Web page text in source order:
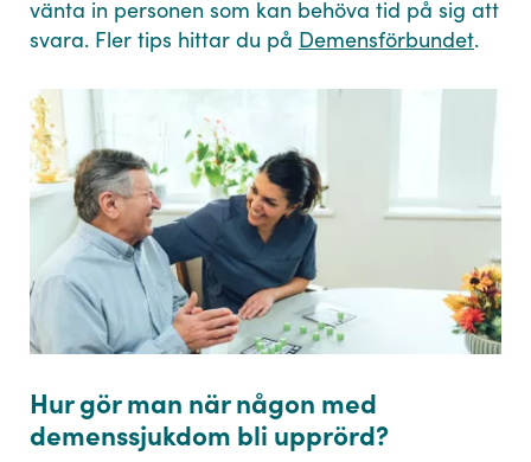
vänta in personen som kan behöva tid på sig att
svara. Fler tips hittar du på Demensförbundet.
Hur gör man när någon med
demenssjukdom bli upprörd?